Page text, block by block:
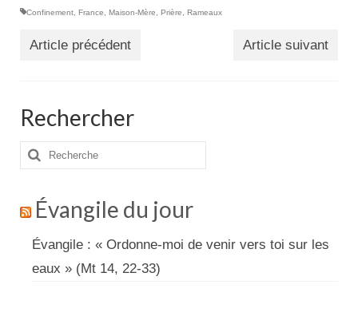
Confinement France Maison-Mère Prière Rameaux
Article précédent Article suivant
Rechercher
Rechercher
:
Évangile du jour
Évangile : « Ordonne-moi de venir vers toi sur les
eaux » (Mt 14, 22-33)